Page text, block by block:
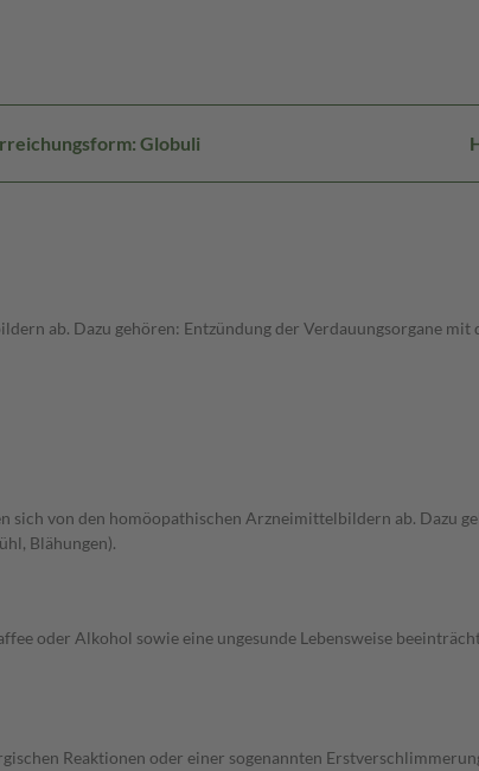
Globuli
ab. Dazu gehören: Entzündung der Verdauungsorgane
von den homöopathischen Arzneimittelbildern ab. Dazu
Blähungen).
oder Alkohol sowie eine ungesunde Lebensweise
Reaktionen oder einer sogenannten